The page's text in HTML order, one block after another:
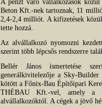
Beton Kft.-nek tartoznak, 11
2,4-2,4 milliót. A kifizetések
tette hozzá.
Az alvállalkozó nyomozni
szerint több lépcsős rendszerre
Bellér János ismertetése
generálkivitelezője a Sky-
kötött a Főnix-Bau Építőipari
THÉBAU Kft.-vel, amely a
alvállalkozóktól. A cégek a jövő